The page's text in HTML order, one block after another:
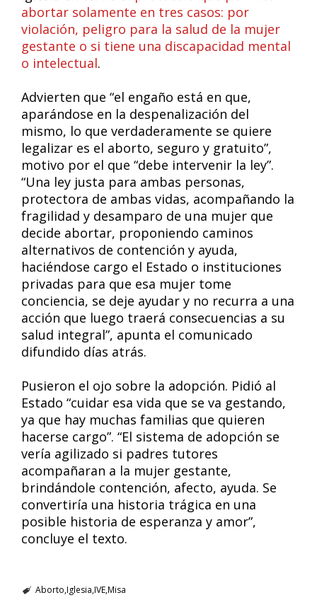
abortar solamente en tres casos: por
violación, peligro para la salud de la mujer
gestante o si tiene una discapacidad mental
o intelectual.
Advierten que “el engaño está en que,
aparándose en la despenalización del
mismo, lo que verdaderamente se quiere
legalizar es el aborto, seguro y gratuito”,
motivo por el que “debe intervenir la ley”.
“Una ley justa para ambas personas,
protectora de ambas vidas, acompañando la
fragilidad y desamparo de una mujer que
decide abortar, proponiendo caminos
alternativos de contención y ayuda,
haciéndose cargo el Estado o instituciones
privadas para que esa mujer tome
conciencia, se deje ayudar y no recurra a una
acción que luego traerá consecuencias a su
salud integral”, apunta el comunicado
difundido días atrás.
Pusieron el ojo sobre la adopción. Pidió al
Estado “cuidar esa vida que se va gestando,
ya que hay muchas familias que quieren
hacerse cargo”. “El sistema de adopción se
vería agilizado si padres tutores
acompañaran a la mujer gestante,
brindándole contención, afecto, ayuda. Se
convertiría una historia trágica en una
posible historia de esperanza y amor”,
concluye el texto.
Aborto Iglesia IVEMisa